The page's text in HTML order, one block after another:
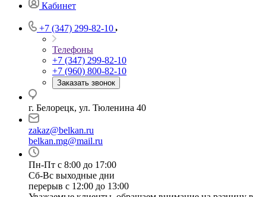
Кабинет
+7 (347) 299-82-10
Телефоны
+7 (347) 299-82-10
+7 (960) 800-82-10
Заказать звонок
г. Белорецк, ул. Тюленина 40
zakaz@belkan.ru
belkan.mg@mail.ru
Пн-Пт с 8:00 до 17:00
Сб-Вс выходные дни
перерыв с 12:00 до 13:00